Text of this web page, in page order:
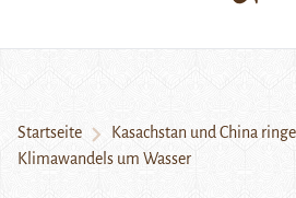
Startseite
Kasachstan und China
Klimawandels um Wasser